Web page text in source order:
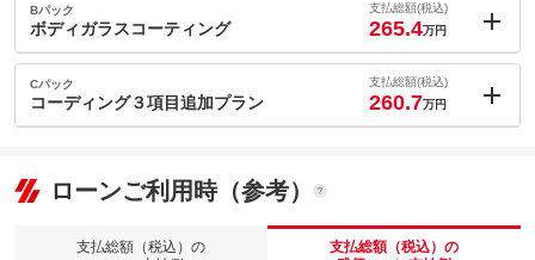
ョン価格
(税込)
車両本体価
247万円
パック内容
す。※人気の数字等は、抽選になることがございます。ご了承く
Bパック
ボディガラスコーティング
支払総額(税込)
265.4万円
内：オプシ
ョン価格
(税込)
車両本体価
パック内容
Cパック
コーディング３項目追加プラン
支払総額(税込)
260.7万円
車両本体価
247
ローンご利用時（参考）
支払総額（税込）の
支払総額（税込）の